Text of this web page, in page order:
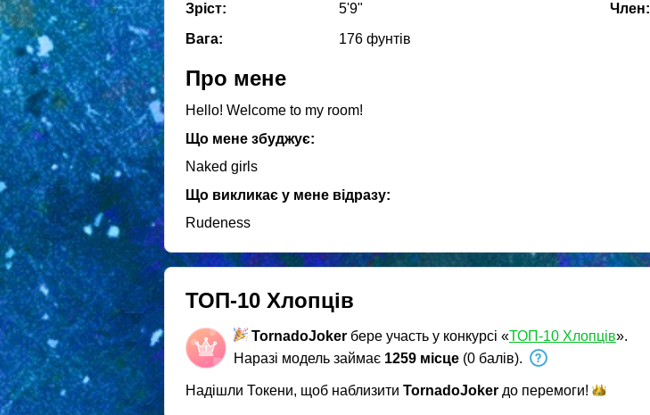
Зріст:
5'9"
Вага:
176 фунтів
Член:
Про мене
Hello! Welcome to my room!
Що мене збуджує:
Naked girls
Що викликає у мене відразу:
Rudeness
ТОП-10 Хлопців
TornadoJoker бере участь у конкурсі «ТОП-10 Хлопців».
Наразі модель займає 1259 місце (0 балів).
Надішли Токени, щоб наблизити TornadoJoker до перемоги!